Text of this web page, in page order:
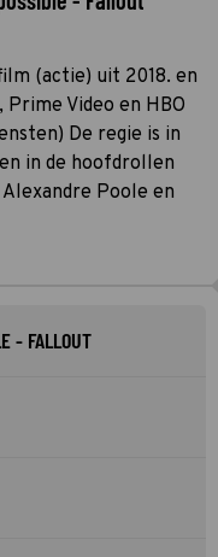
(actie) uit 2018. en
Video en HBO
De regie is in
in de hoofdrollen
Poole en
- FALLOUT